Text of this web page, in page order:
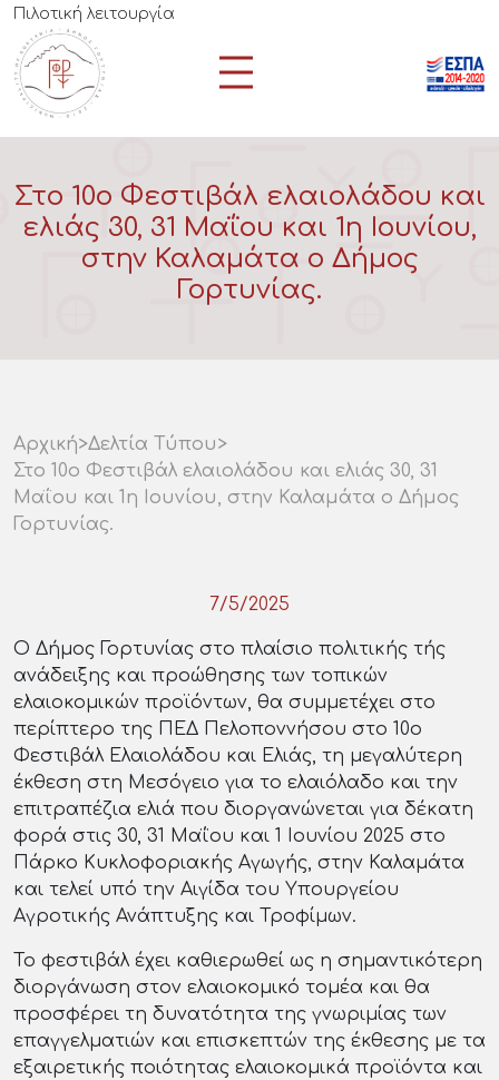
Πιλοτική λειτουργία
Στο 10ο Φεστιβάλ ελαιολάδου και
ελιάς 30, 31 Μαΐου και 1η Ιουνίου,
στην Καλαμάτα ο Δήμος
Γορτυνίας.
Αρχική>Δελτία Τύπου>
Στο 10ο Φεστιβάλ ελαιολάδου και ελιάς 30, 31
Μαΐου και 1η Ιουνίου, στην Καλαμάτα ο Δήμος
Γορτυνίας.
7/5/2025
Ο Δήμος Γορτυνίας στο πλαίσιο πολιτικής τής
ανάδειξης και προώθησης των τοπικών
ελαιοκομικών προϊόντων, θα συμμετέχει στο
περίπτερο της ΠΕΔ Πελοποννήσου στο 10ο
Φεστιβάλ Ελαιολάδου και Ελιάς, τη μεγαλύτερη
έκθεση στη Μεσόγειο για το ελαιόλαδο και την
επιτραπέζια ελιά που διοργανώνεται για δέκατη
φορά στις 30, 31 Μαΐου και 1 Ιουνίου 2025 στο
Πάρκο Κυκλοφοριακής Αγωγής, στην Καλαμάτα
και τελεί υπό την Αιγίδα του Υπουργείου
Αγροτικής Ανάπτυξης και Τροφίμων.
Το φεστιβάλ έχει καθιερωθεί ως η σημαντικότερη
διοργάνωση στον ελαιοκομικό τομέα και θα
προσφέρει τη δυνατότητα της γνωριμίας των
επαγγελματιών και επισκεπτών της έκθεσης με τα
εξαιρετικής ποιότητας ελαιοκομικά προϊόντα και